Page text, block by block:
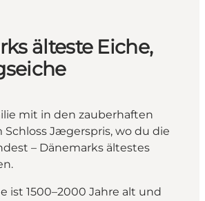
älteste Eiche,
mit in den zauberhaften
Schloss Jægerspris, wo du die
– Dänemarks ältestes
ist 1500–2000 Jahre alt und